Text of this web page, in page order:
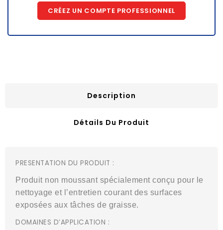
CRÉEZ UN COMPTE PROFESSIONNEL
Description
Détails Du Produit
PRESENTATION DU PRODUIT :
Produit non moussant spécialement conçu pour le
nettoyage et l’entretien courant des surfaces
exposées aux tâches de graisse.
DOMAINES D’APPLICATION :